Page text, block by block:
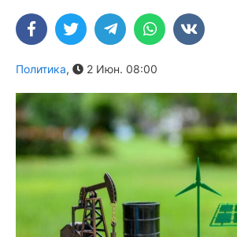
Политика, 2 Июн. 08:00